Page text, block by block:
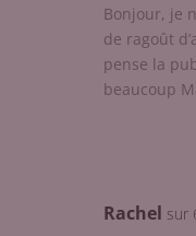
Bonjour, je
de ragoût
pense la
beaucoup
Rachel sur